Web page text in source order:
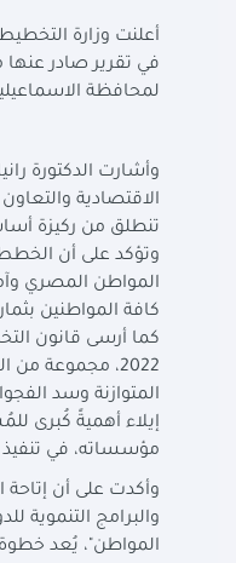
أعلنت وزارة
في تقرير صادر عنها
لمحافظة الاسماعيلية
وأشارت الدكتورة
تنطلق من ركيزة
وتؤكد على أن الخطط
المواطن المصري
كافة المواطنين
2022، مجموعة من
المتوازنة وسد
إيلاء أهميةً كُبرى
مؤسساته، في تنفيذ
وأكدت على أن إتاحة
والبرامج
المواطن"، يُعد